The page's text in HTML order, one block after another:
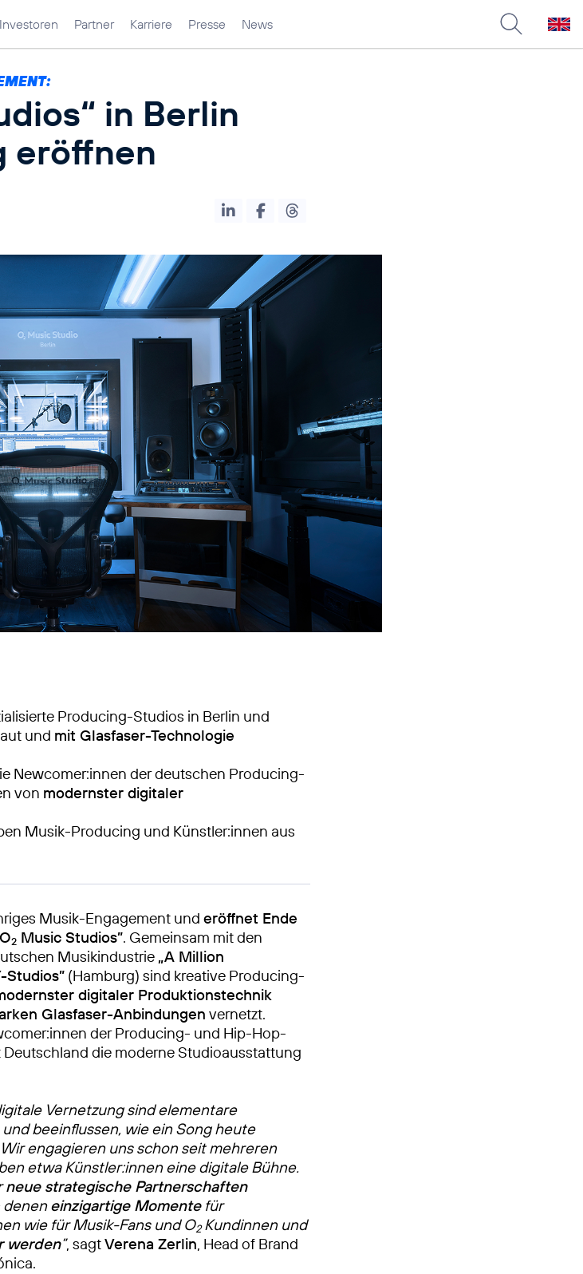
Investoren Partner Karriere Presse News
in Berlin
eröffnen
Producing-Studios in Berlin und
und mit Glasfaser-Technologie
Newcomer:innen der deutschen Producing-
von modernster digitaler
Musik-Producing und Künstler:innen aus
Musik-Engagement und eröffnet Ende
2 Music Studios”. Gemeinsam mit den
Musikindustrie „A Million
Studios” (Hamburg) sind kreative Producing-
digitaler Produktionstechnik
Glasfaser-Anbindungen vernetzt.
der Producing- und Hip-Hop-
die moderne Studioausstattung
Vernetzung sind elementare
beeinflussen, wie ein Song heute
engagieren uns schon seit mehreren
etwa Künstler:innen eine digitale Bühne.
neue strategische Partnerschaften
deneneinzigartige Momentefür
wie für Musik-Fans und O2Kundinnen und
werden”, sagtVerena Zerlin , Head of Brand